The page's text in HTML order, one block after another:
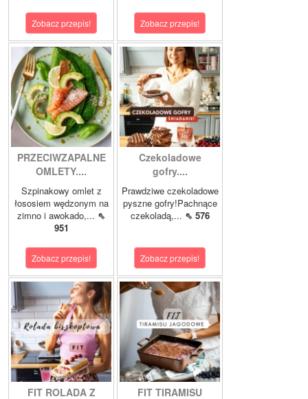
Zobacz przepis! Zobacz przepis!
PRZECIWZAPALNE
OMLETY....
Szpinakowy omlet z
łososiem wędzonym na
zimno i awokado,... ⇖
951
Zobacz przepis!
Czekoladowe
gofry....
Prawdziwe czekoladowe
pyszne gofry!Pachnące
czekoladą,... ⇖ 576
Zobacz przepis!
FIT ROLADA Z
FIT TIRAMISU